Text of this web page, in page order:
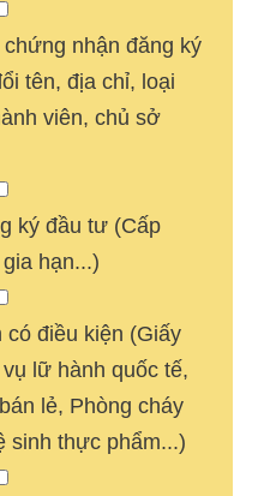
nhận đăng ký
tên, địa chỉ, loại
viên, chủ sở
ký đầu tư (Cấp
hạn...)
có điều kiện (Giấy
lữ hành quốc tế,
lẻ, Phòng cháy
sinh thực phẩm...)